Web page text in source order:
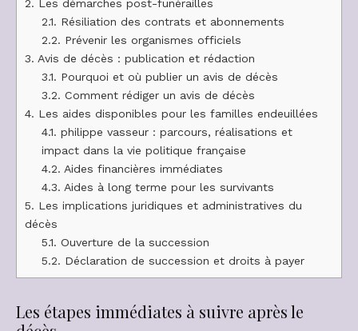
2. Les démarches post-funérailles
2.1. Résiliation des contrats et abonnements
2.2. Prévenir les organismes officiels
3. Avis de décès : publication et rédaction
3.1. Pourquoi et où publier un avis de décès
3.2. Comment rédiger un avis de décès
4. Les aides disponibles pour les familles endeuillées
4.1. philippe vasseur : parcours, réalisations et
impact dans la vie politique française
4.2. Aides financières immédiates
4.3. Aides à long terme pour les survivants
5. Les implications juridiques et administratives du
décès
5.1. Ouverture de la succession
5.2. Déclaration de succession et droits à payer
Les étapes immédiates à suivre après le